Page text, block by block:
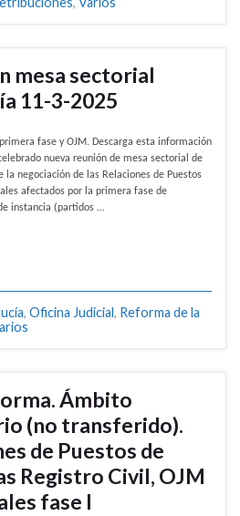
mesa sectorial
11-3-2025
fase y OJM. Descarga esta información
nueva reunión de mesa sectorial de
la negociación de las Relaciones de Puestos
afectados por la primera fase de
instancia (partidos …
, Oficina Judicial , Reforma de la
Ámbito
(no transferido).
de Puestos de
Registro Civil, OJM
fase I